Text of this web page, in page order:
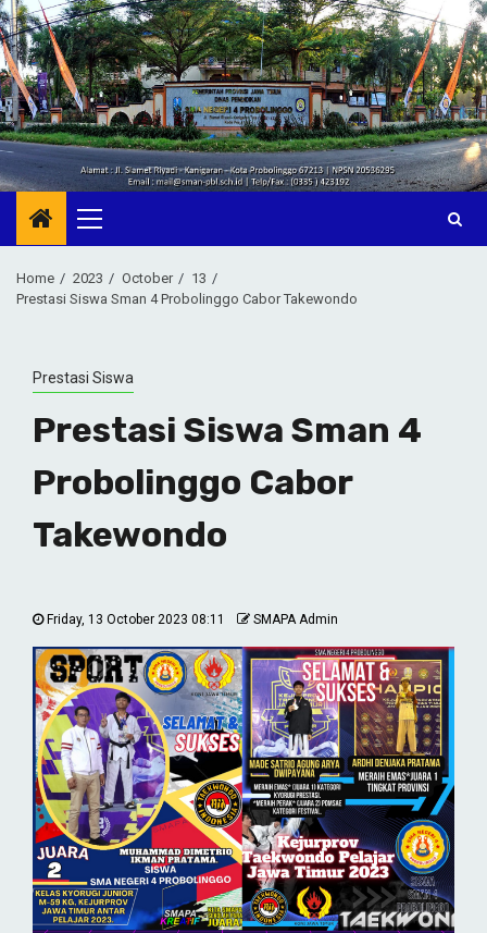
Skip
to
content
Primary
Menu
Home 2023 October
13
Prestasi Siswa Sman 4 Probolinggo Cabor Takewondo
Prestasi Siswa
Prestasi Siswa Sman 4
Probolinggo Cabor
Takewondo
Friday, 13 October 2023 08:11 SMAPA Admin